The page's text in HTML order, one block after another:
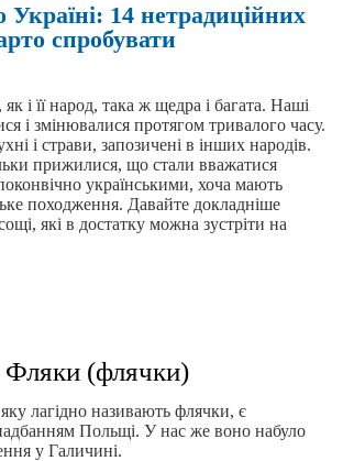
14 нетрадиційних
спробувати
і її народ, така ж щедра і багата. Наші
і змінювалися протягом тривалого часу.
і страви, запозичені в інших народів.
прижилися, що стали вважатися
українськими, хоча мають
походження. Давайте докладніше
які в достатку можна зустріти на
Фляки (флячки)
лагідно називають флячки, є
Польщі. У нас же воно набуло
у Галичині.